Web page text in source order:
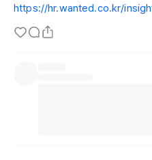
https://hr.wanted.co.kr/